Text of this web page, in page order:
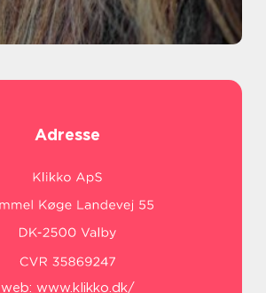
Adresse
web: www.klikko.dk/